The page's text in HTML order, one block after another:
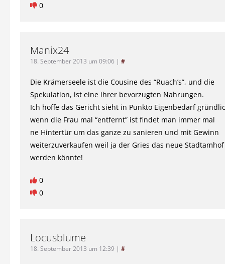
0
Manix24
18. September 2013 um 09:06 | #
Die Krämerseele ist die Cousine des “Ruach’s”, und die
Spekulation, ist eine ihrer bevorzugten Nahrungen.
Ich hoffe das Gericht sieht in Punkto Eigenbedarf
wenn die Frau mal “entfernt” ist findet man immer mal
ne Hintertür um das ganze zu sanieren und mit Gewinn
weiterzuverkaufen weil ja der Gries das neue
werden könnte!
0
0
Locusblume
18. September 2013 um 12:39 | #